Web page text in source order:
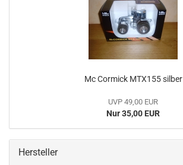
Mc Cormick MTX155 silber
UVP 49,00 EUR
Nur 35,00 EUR
Hersteller